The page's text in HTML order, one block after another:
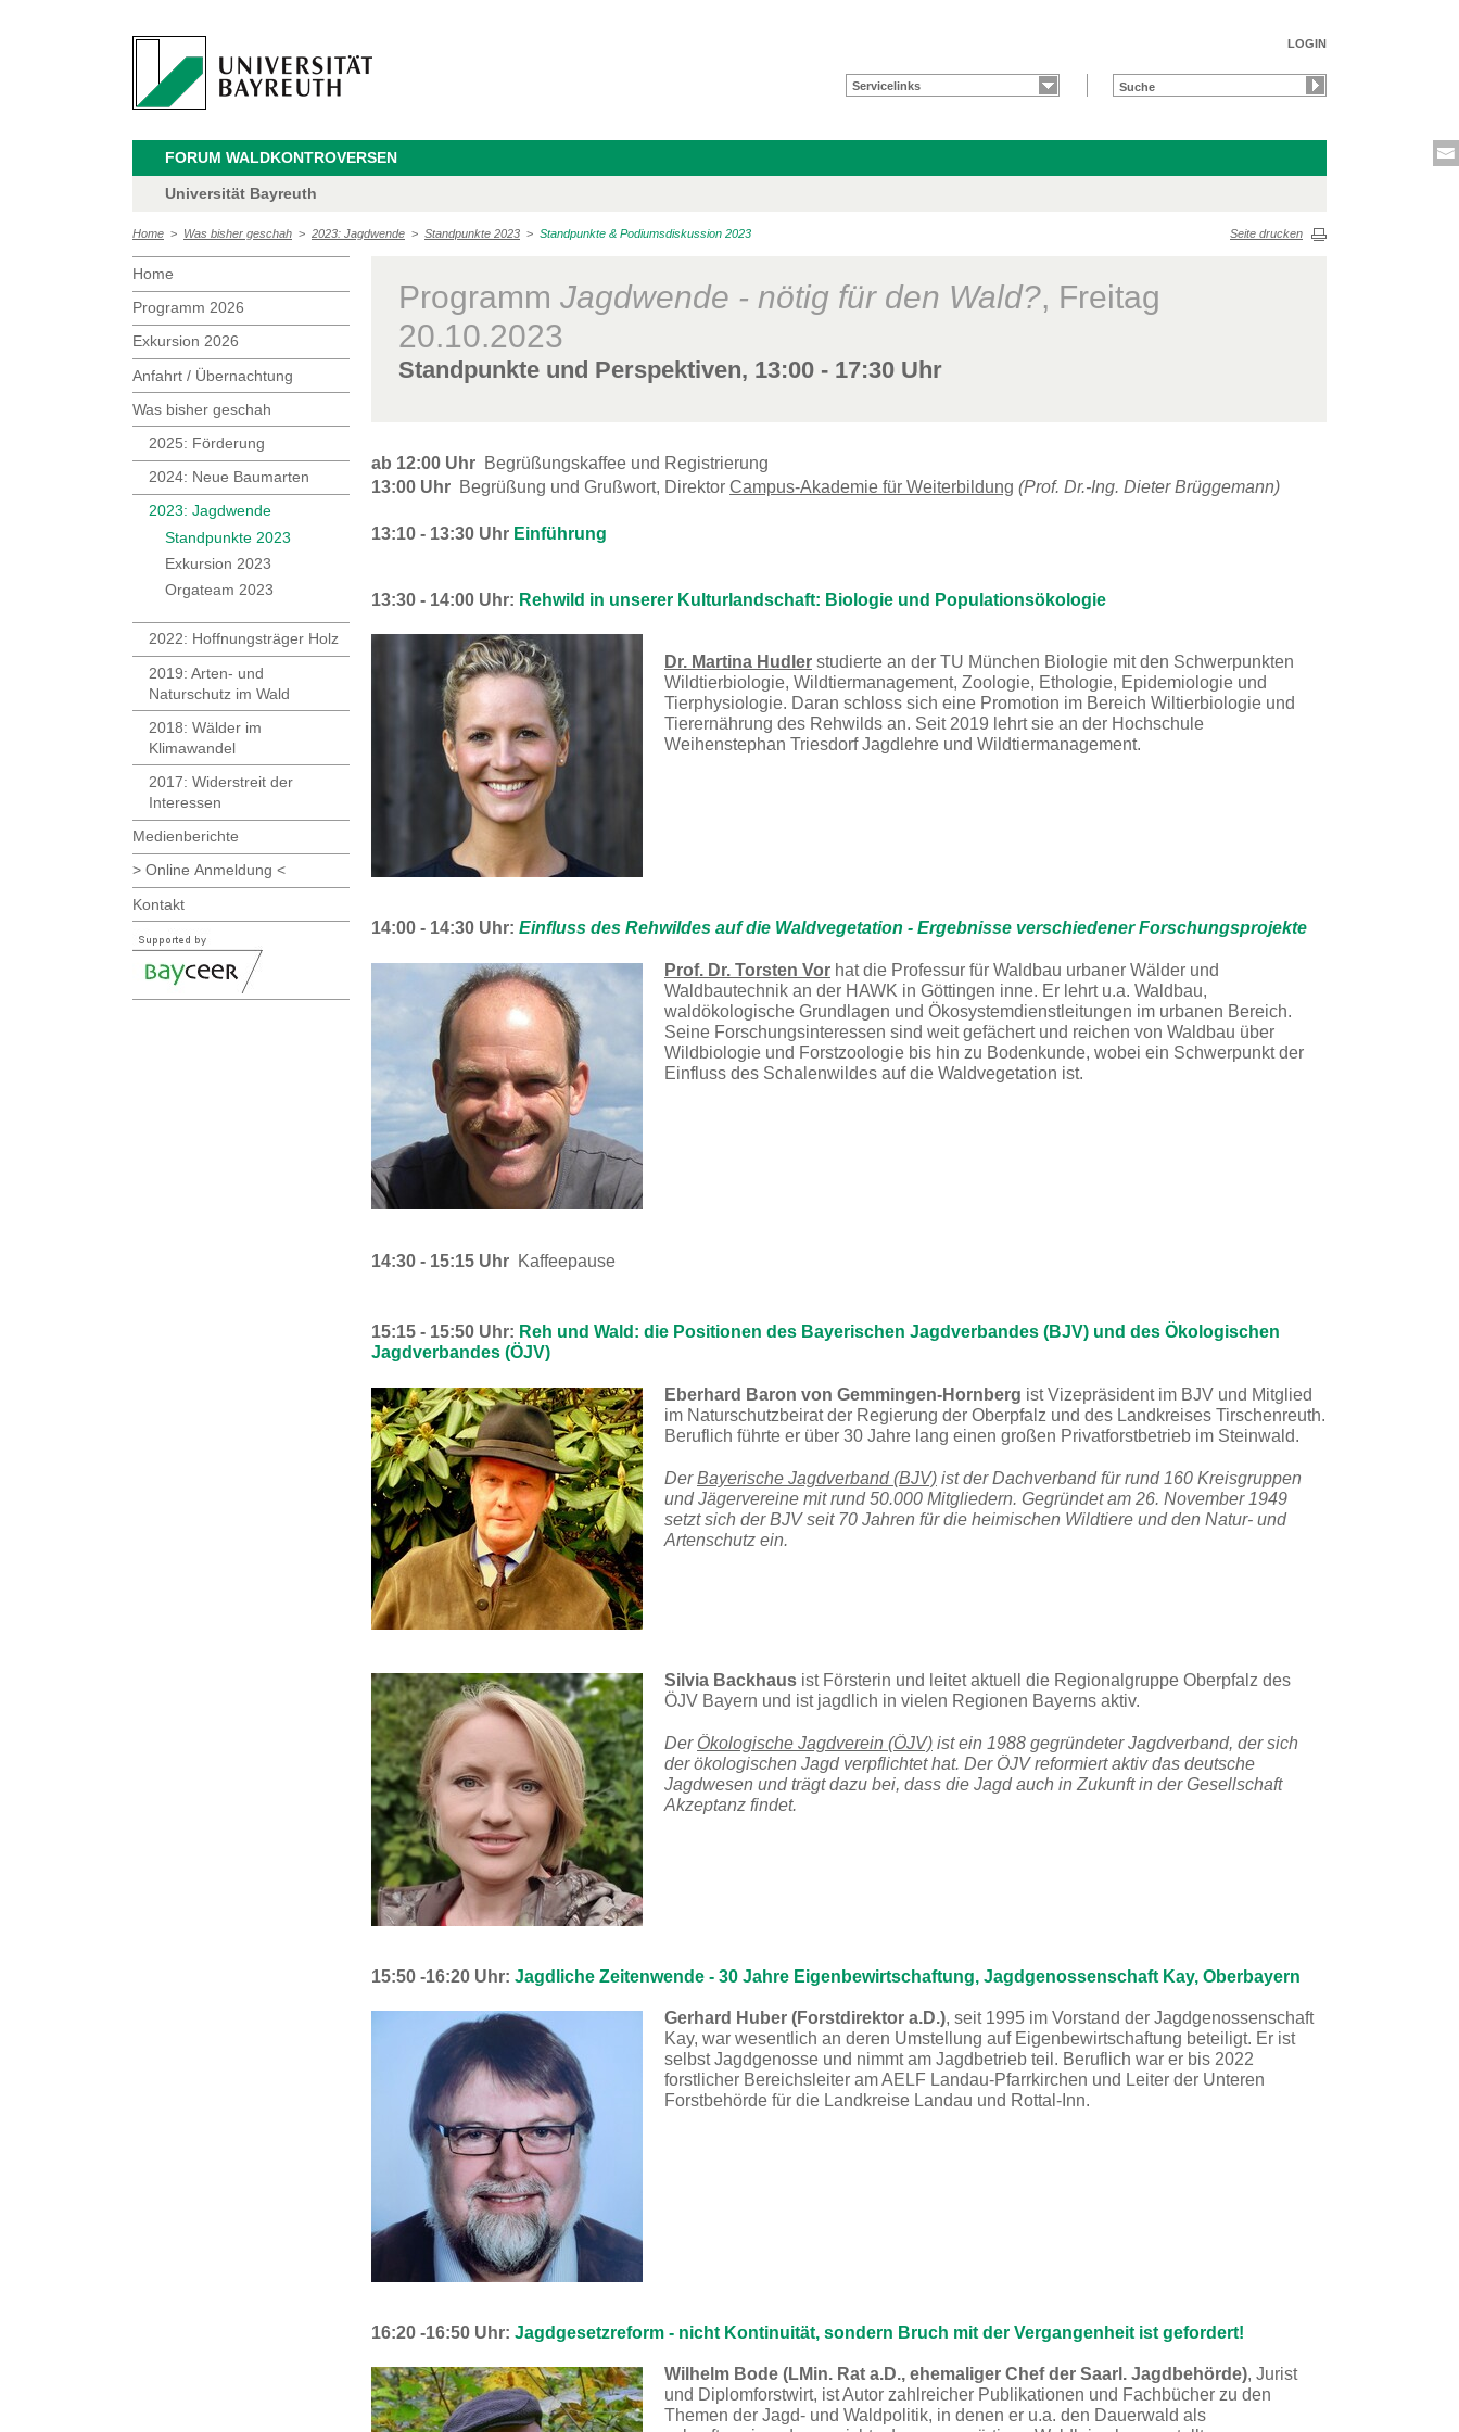
LOGIN
Servicelinks
FORUM WALDKONTROVERSEN
Universität Bayreuth
Home > Was bisher geschah > 2023: Jagdwende > Standpunkte 2023 > Standpunkte & Podiumsdiskussion 2023 Seite drucken
Home
Programm 2026
Exkursion 2026
Anfahrt / Übernachtung
Was bisher geschah
2025: Förderung
2024: Neue Baumarten
2023: Jagdwende
Standpunkte 2023
Exkursion 2023
Orgateam 2023
2022: Hoffnungsträger Holz
2019: Arten- und
Naturschutz im Wald
2018: Wälder im
Klimawandel
2017: Widerstreit der
Interessen
Medienberichte
> Online Anmeldung <
Kontakt
Programm Jagdwende - nötig für den Wald?, Freitag
20.10.2023
Standpunkte und Perspektiven, 13:00 - 17:30 Uhr
ab 12:00 Uhr Begrüßungskaffee und Registrierung
13:00 Uhr Begrüßung und Grußwort, Direktor Campus-Akademie für Weiterbildung (Prof. Dr.-Ing. Dieter Brüggemann)
13:10 - 13:30 Uhr Einführung
13:30 - 14:00 Uhr: Rehwild in unserer Kulturlandschaft: Biologie und Populationsökologie
Dr. Martina Hudler studierte an der TU München Biologie mit den Schwerpunkten
Wildtierbiologie, Wildtiermanagement, Zoologie, Ethologie, Epidemiologie und
Tierphysiologie. Daran schloss sich eine Promotion im Bereich Wiltierbiologie und
Tierernährung des Rehwilds an. Seit 2019 lehrt sie an der Hochschule
Weihenstephan Triesdorf Jagdlehre und Wildtiermanagement.
14:00 - 14:30 Uhr: Einfluss des Rehwildes auf die Waldvegetation - Ergebnisse verschiedener Forschungsprojekte
Prof. Dr. Torsten Vor hat die Professur für Waldbau urbaner Wälder und
Waldbautechnik an der HAWK in Göttingen inne. Er lehrt u.a. Waldbau,
waldökologische Grundlagen und Ökosystemdienstleitungen im urbanen Bereich.
Seine Forschungsinteressen sind weit gefächert und reichen von Waldbau über
Wildbiologie und Forstzoologie bis hin zu Bodenkunde, wobei ein Schwerpunkt der
Einfluss des Schalenwildes auf die Waldvegetation ist.
14:30 - 15:15 Uhr Kaffeepause
15:15 - 15:50 Uhr: Reh und Wald: die Positionen des Bayerischen Jagdverbandes (BJV) und des Ökologischen
Jagdverbandes (ÖJV)
Eberhard Baron von Gemmingen-Hornberg ist Vizepräsident im BJV und Mitglied
im Naturschutzbeirat der Regierung der Oberpfalz und des Landkreises Tirschenreuth.
Beruflich führte er über 30 Jahre lang einen großen Privatforstbetrieb im Steinwald.
DerBayerische Jagdverband (BJV) ist der Dachverband für rund 160 Kreisgruppen
und Jägervereine mit rund 50.000 Mitgliedern. Gegründet am 26. November 1949
setzt sich der BJV seit 70 Jahren für die heimischen Wildtiere und den Natur- und
Artenschutz ein.
Silvia Backhaus ist Försterin und leitet aktuell die Regionalgruppe Oberpfalz des
ÖJV Bayern und ist jagdlich in vielen Regionen Bayerns aktiv.
Der Ökologische Jagdverein (ÖJV) ist ein 1988 gegründeter Jagdverband, der sich
der ökologischen Jagd verpflichtet hat. Der ÖJV reformiert aktiv das deutsche
Jagdwesen und trägt dazu bei, dass die Jagd auch in Zukunft in der Gesellschaft
Akzeptanz findet.
15:50 -16:20 Uhr: Jagdliche Zeitenwende - 30 Jahre Eigenbewirtschaftung, Jagdgenossenschaft Kay, Oberbayern
Gerhard Huber (Forstdirektor a.D.), seit 1995 im Vorstand der Jagdgenossenschaft
Kay, war wesentlich an deren Umstellung auf Eigenbewirtschaftung beteiligt. Er ist
selbst Jagdgenosse und nimmt am Jagdbetrieb teil. Beruflich war er bis 2022
forstlicher Bereichsleiter am AELF Landau-Pfarrkirchen und Leiter der Unteren
Forstbehörde für die Landkreise Landau und Rottal-Inn.
16:20 -16:50 Uhr: Jagdgesetzreform - nicht Kontinuität, sondern Bruch mit der Vergangenheit ist gefordert!
Wilhelm Bode (LMin. Rat a.D., ehemaliger Chef der Saarl. Jagdbehörde), Jurist
und Diplomforstwirt, ist Autor zahlreicher Publikationen und Fachbücher zu den
Themen der Jagd- und Waldpolitik, in denen er u.a. den Dauerwald als